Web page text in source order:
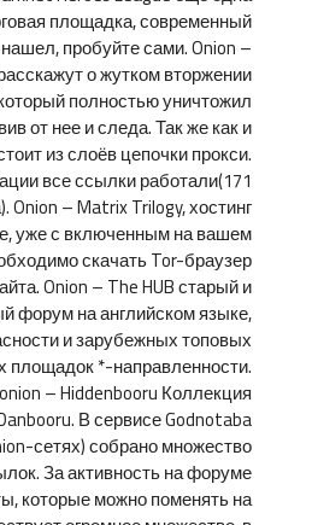
площадка, современный
пробуйте сами. Onion –
о жутком вторжении
полностью уничтожил
от нее и следа. Так же как и
из слоёв цепочки прокси.
все ссылки работали(171
Onion – Matrix Trilogy, хостинг
уже с включенным на вашем
скачать Tor-браузер
Onion – The HUB старый и
форум на английском языке,
и зарубежных топовых
площадок *-направленности.
– Hiddenbooru Коллекция
В сервисе Godnotaba
сетях) собрано множество
За активность на форуме
которые можно поменять на